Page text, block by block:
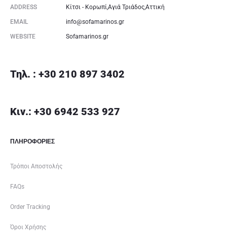
ADDRESS Κίτσι - Κορωπί,Αγιά Τριάδος,Αττική
EMAIL info@sofamarinos.gr
WEBSITE Sofamarinos.gr
Τηλ. : +30 210 897 3402
Κιν.: +30 6942 533 927
ΠΛΗΡΟΦΟΡΙΕΣ
Τρόποι Αποστολής
FAQs
Order Tracking
Όροι Χρήσης